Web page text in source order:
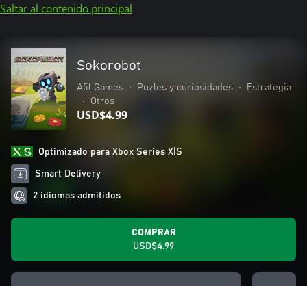
Saltar al contenido principal
Sokorobot
Afil Games • Puzles y curiosidades •
Estrategia
•
Otros
USD$4.99
Optimizado para Xbox Series X|S
Smart Delivery
2 idiomas admitidos
COMPRAR
USD$4.99